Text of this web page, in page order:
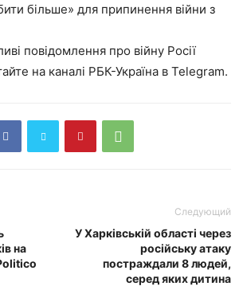
більше» для припинення війни з
повідомлення про війну Росії
на каналі РБК-Україна в Telegram.
на
Следующий
У Харківській області через
російську атаку
постраждали 8 людей,
серед яких дитина